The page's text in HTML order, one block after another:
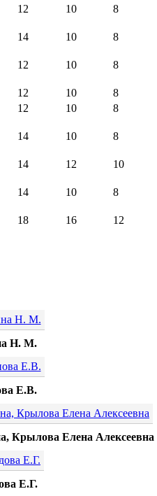
12 10 8
14 10 8
12 10 8
12 10
8
12 10 8
14 10 8
14 12 10
14 10 8
18 16 12
Н. М.
Е.В.
Крылова Елена Алексеевна
Е.Г.